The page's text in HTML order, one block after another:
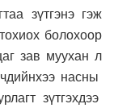
зүтгэнэ гэж
болохоор
зав муухан л
насны
зүтгэхдээ